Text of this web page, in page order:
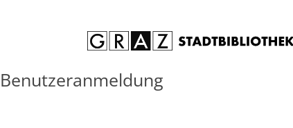
Benutzeranmeldung